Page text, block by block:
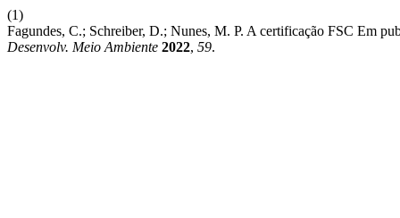
(1)
Fagundes, C.; Schreiber, D.; Nunes, M. P. A certificação FSC Em
Desenvolv. Meio Ambiente 2022, 59.